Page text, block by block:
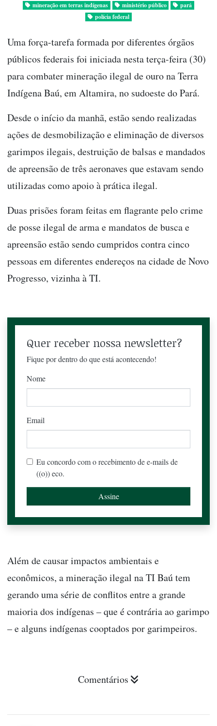
mineração em terras indígenas
ministério público
pará
polícia federal
Uma força-tarefa formada por diferentes órgãos
públicos federais foi iniciada nesta terça-feira (30)
para combater mineração ilegal de ouro na Terra
Indígena Baú, em Altamira, no sudoeste do Pará.
Desde o início da manhã, estão sendo realizadas
ações de desmobilização e eliminação de diversos
garimpos ilegais, destruição de balsas e mandados
de apreensão de três aeronaves que estavam sendo
utilizadas como apoio à prática ilegal.
Duas prisões foram feitas em flagrante pelo crime
de posse ilegal de arma e mandatos de busca e
apreensão estão sendo cumpridos contra cinco
pessoas em diferentes endereços na cidade de Novo
Progresso, vizinha à TI.
Quer receber nossa newsletter?
Fique por dentro do que está acontecendo!
Nome
Email
Eu concordo com o recebimento de e-mails de
((o)) eco.
Além de causar impactos ambientais e
econômicos, a mineração ilegal na TI Baú tem
gerando uma série de conflitos entre a grande
maioria dos indígenas – que é contrária ao garimpo
– e alguns indígenas cooptados por garimpeiros.
Comentários